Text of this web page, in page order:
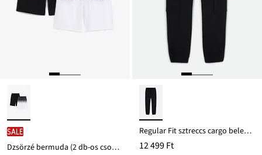
SALE
Dzsörzé bermuda (2 db-os csomag), tiszta bio-pamutból
Regular Fit sztreccs cargo belebújós nadrág
12 499 Ft